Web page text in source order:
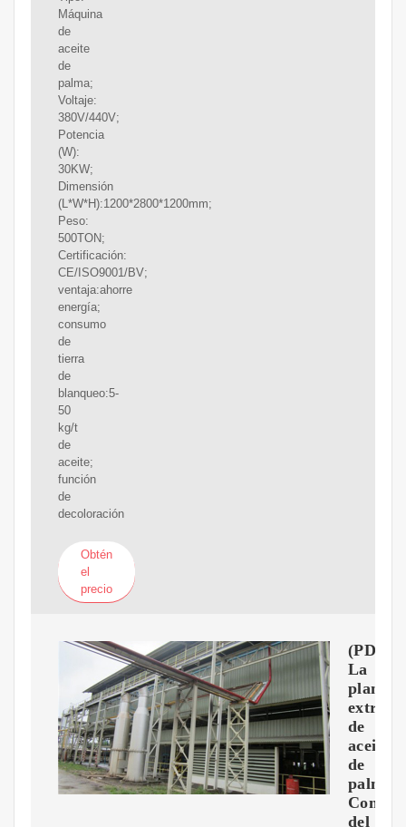
Máquina
de
aceite
de
palma;
Voltaje:
380V/440V;
Potencia
(W):
30KW;
Dimensión
(L*W*H):1200*2800*1200mm;
Peso:
500TON;
Certificación:
CE/ISO9001/BV;
ventaja:ahorre
energía;
consumo
de
tierra
de
blanqueo:5-
50
kg/t
de
aceite;
función
de
decoloración
Obtén
el
precio
(PDF)
La
planta
de
aceite
de
palma.
Control
del